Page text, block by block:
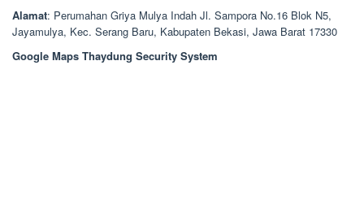
Alamat: Perumahan Griya Mulya Indah Jl. Sampora No.16 Blok N5,
Jayamulya, Kec. Serang Baru, Kabupaten Bekasi, Jawa Barat 17330
Google Maps Thaydung Security System